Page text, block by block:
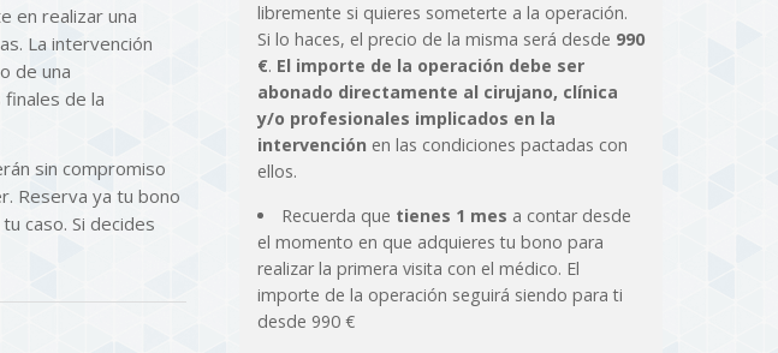
en realizar una
La intervención
de una
de la
sin compromiso
Reserva ya tu bono
caso. Si decides
libremente si quieres someterte a la operación.
Si lo haces, el precio de la misma será desde 990
€. El importe de la operación debe ser
abonado directamente al cirujano, clínica
y/o profesionales implicados en la
intervención en las condiciones pactadas con
ellos.
Recuerda que tienes 1 mes a contar desde
el momento en que adquieres tu bono para
realizar la primera visita con el médico. El
importe de la operación seguirá siendo para ti
desde 990 €